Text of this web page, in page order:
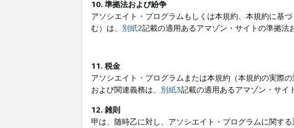
10. 準拠法および紛争
アソシエイト・プログラムもしくは本規約、本規約に基
む）は、 別紙2記載の適用あるアマゾン・サイトの準拠法
11. 税金
アソシエイト・プログラムまたは本規約（本規約の実際
および関連義務は、 別紙3記載の適用あるアマゾン・サイ
12. 雑則
甲は、随時乙に対し、アソシエイト・プログラムに関す